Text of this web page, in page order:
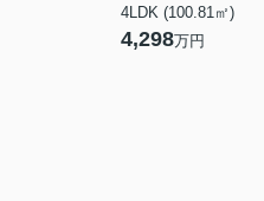
4LDK (100.81㎡)
4,298万円